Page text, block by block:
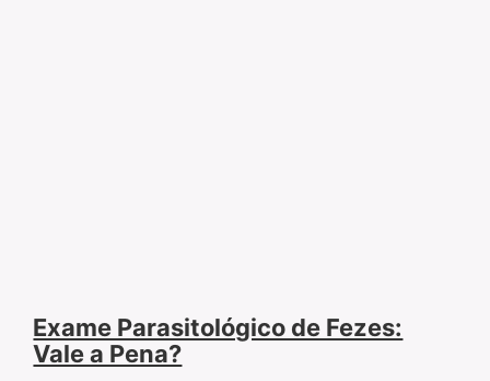
Exame Parasitológico de Fezes:
Vale a Pena?